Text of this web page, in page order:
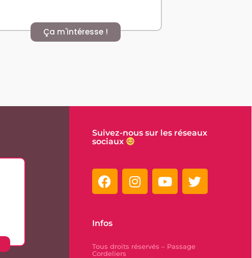
Ça m'intéresse !
Suivez-nous sur les réseaux
sociaux
Infos
Tous droits réservés – Passage
Cordeliers